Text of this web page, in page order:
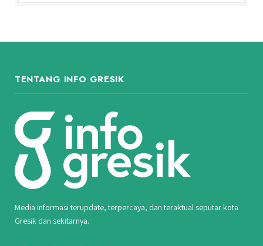
TENTANG INFO GRESIK
Media informasi terupdate, terpercaya, dan teraktual seputar kota
Gresik dan sekitarnya.